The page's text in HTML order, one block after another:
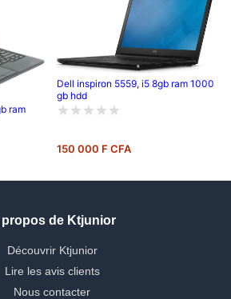
ram
Dell inspiron 5559, i5 8gb ram 1000
gb hdd
150 000 F CFA
propos de Ktjunior
Découvrir Ktjunior
Lire les avis clients
Nous contacter